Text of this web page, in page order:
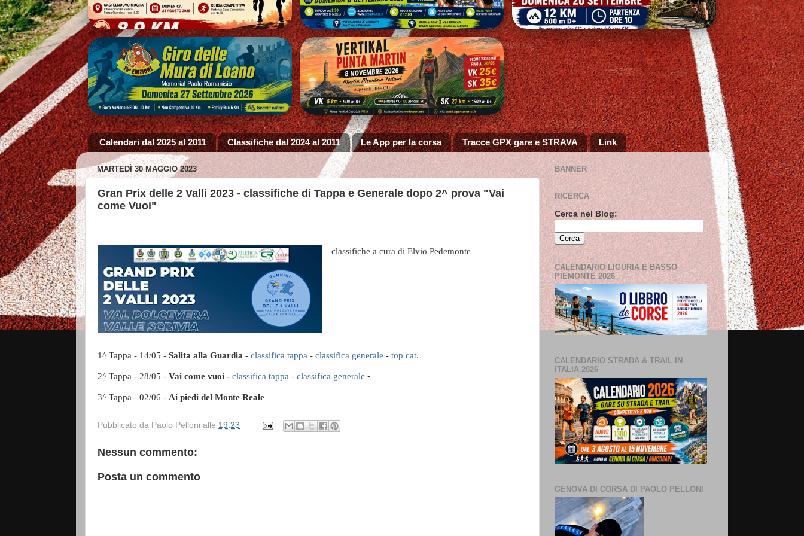
Calendari dal 2025 al 2011 Classifiche dal 2024 al 2011 Le App per la corsa Tracce GPX gare e STRAVA Link
MARTEDÌ 30 MAGGIO 2023
Gran Prix delle 2 Valli 2023 - classifiche di Tappa e Generale dopo 2^ prova "Vai
come Vuoi"
classifiche a cura di Elvio Pedemonte
1^ Tappa - 14/05 - Salita alla Guardia - classifica tappa - classifica generale - top cat.
2^ Tappa - 28/05 - Vai come vuoi - classifica tappa - classifica generale -
3^ Tappa - 02/06 - Ai piedi del Monte Reale
Pubblicato da Paolo Pelloni alle 19:23
Nessun commento:
Posta un commento
BANNER
RICERCA
Cerca nel Blog:
CALENDARIO LIGURIA E BASSO
PIEMONTE 2026
CALENDARIO STRADA & TRAIL IN
ITALIA 2026
GENOVA DI CORSA DI PAOLO PELLONI